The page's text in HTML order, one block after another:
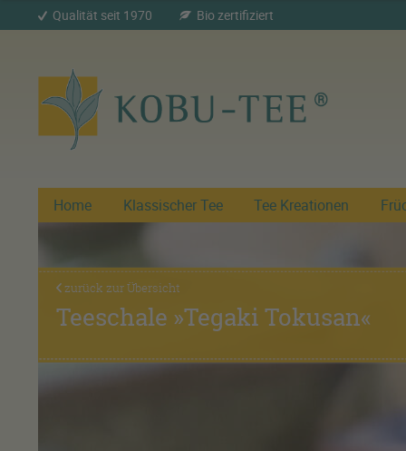
Qualität seit 1970 Bio zertifiziert
Home Klassischer Tee Tee Kreationen
zurück zur Übersicht
Teeschale »Tegaki Tokusan«